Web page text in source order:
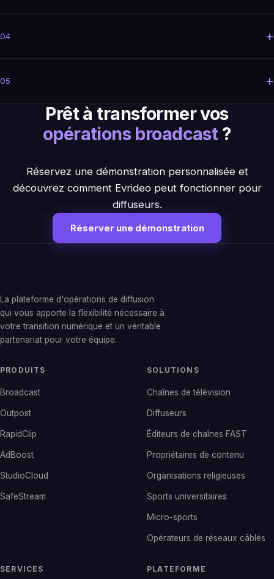
04 +
05 +
Prêt à transformer vos
opérations broadcast?
Réservez une démonstration personnalisée et
découvrez comment Evrideo peut fonctionner pour
diffuseurs.
Réserver une démonstration
La plateforme d'opérations de diffusion
qui vous apporte la flexibilité nécessaire à
votre transition numérique et un véritable
partenariat pour votre équipe.
PRODUITS
Broadcast
Outpost
RapidClip
AdBoost
StudioCloud
SafeStream
SOLUTIONS
Chaînes de télévision
Diffuseurs
Éditeurs de chaînes FAST
Propriétaires de contenu
Organisations religieuses
Sports universitaires
Micro-sports
Opérateurs de réseaux câblés
SERVICES PLATEFORME